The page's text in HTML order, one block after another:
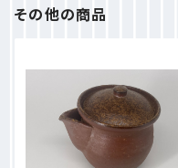
その他の商品